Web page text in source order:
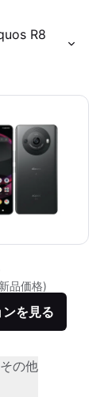
R8
ュ品の価格：
品価格)
を見る
その他